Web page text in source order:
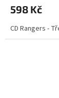
598 Kč
CD Rangers -